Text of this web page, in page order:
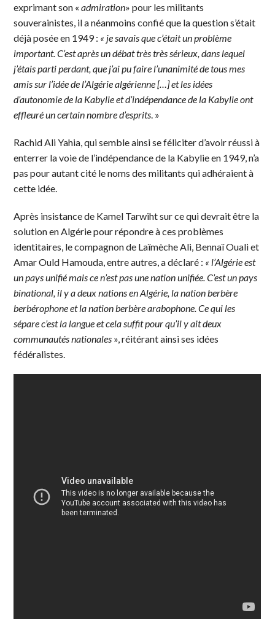
exprimant son «admiration» pour les militants
souverainistes, il a néanmoins confié que la question s’était
déjà posée en 1949 : « je savais que c’était un problème
important. C’est après un débat très très sérieux, dans lequel
j’étais parti perdant, que j’ai pu faire l’unanimité de tous mes
amis sur l’idée de l’Algérie algérienne […] et les idées
d’autonomie de la Kabylie et d’indépendance de la Kabylie ont
effleuré un certain nombre d’esprits. »
Rachid Ali Yahia, qui semble ainsi se féliciter d’avoir réussi à
enterrer la voie de l’indépendance de la Kabylie en 1949, n’a
pas pour autant cité le noms des militants qui adhéraient à
cette idée.
Après insistance de Kamel Tarwiht sur ce qui devrait être la
solution en Algérie pour répondre à ces problèmes
identitaires, le compagnon de Laïmèche Ali, Bennaï Ouali et
Amar Ould Hamouda, entre autres, a déclaré : « l’Algérie est
un pays unifié mais ce n’est pas une nation unifiée. C’est un pays
binational, il y a deux nations en Algérie, la nation berbère
berbérophone et la nation berbère arabophone. Ce qui les
sépare c’est la langue et cela suffit pour qu’il y ait deux
communautés nationales », réitérant ainsi ses idées
fédéralistes.